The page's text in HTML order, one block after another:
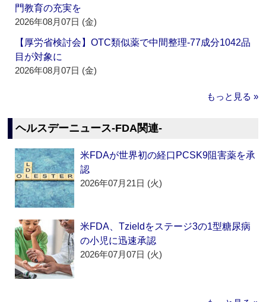
門教育の充実を
2026年08月07日 (金)
【厚労省検討会】OTC類似薬で中間整理‐77成分1042品
目が対象に
2026年08月07日 (金)
もっと見る »
ヘルスデーニュース‐FDA関連‐
米FDAが世界初の経口PCSK9阻害薬を承
認
2026年07月21日 (火)
米FDA、Tzieldをステージ3の1型糖尿病
の小児に迅速承認
2026年07月07日 (火)